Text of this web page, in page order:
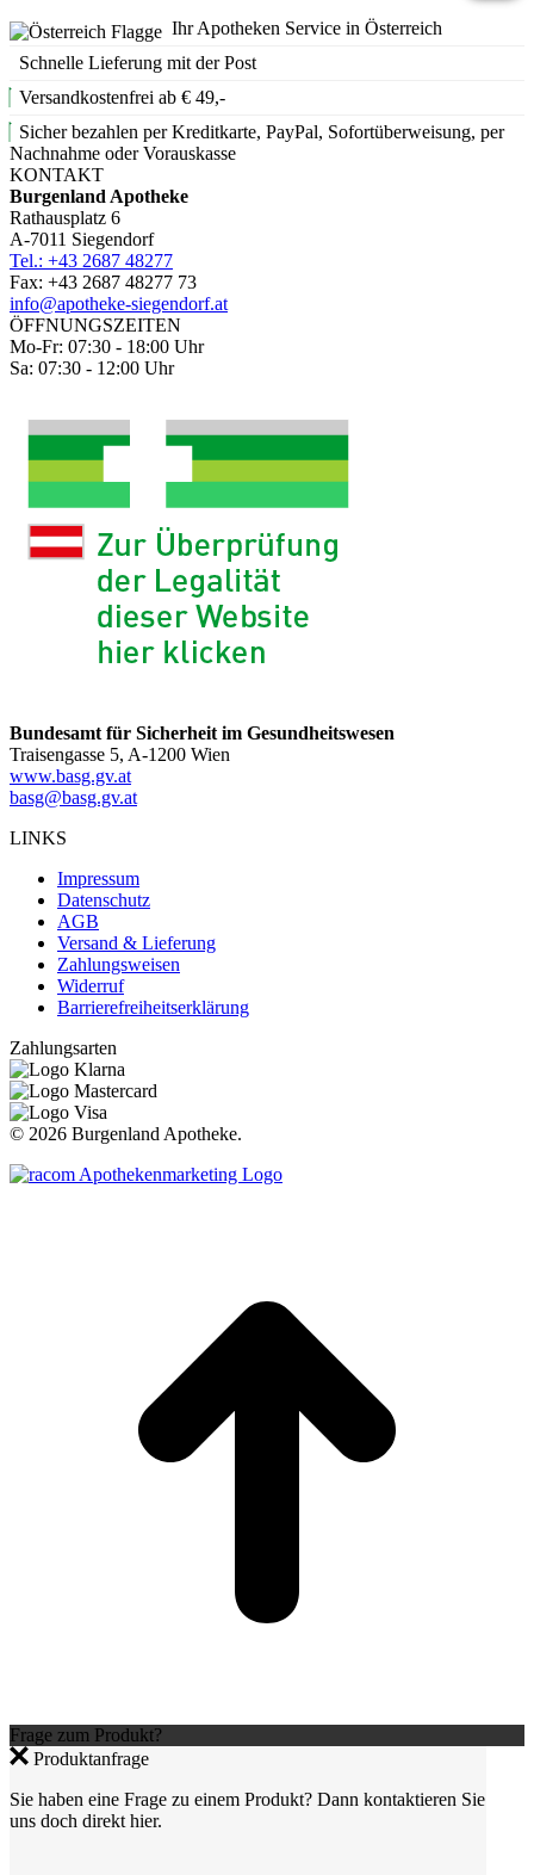
Ihr Apotheken Service in Österreich
Schnelle Lieferung mit der Post
Versandkostenfrei ab € 49,-
Sicher bezahlen per Kreditkarte, PayPal, Sofortüberweisung, per
Nachnahme oder Vorauskasse
KONTAKT
Burgenland Apotheke
Rathausplatz 6
A-7011 Siegendorf
Tel.: +43 2687 48277
Fax: +43 2687 48277 73
info@apotheke-siegendorf.at
ÖFFNUNGSZEITEN
Mo-Fr: 07:30 - 18:00 Uhr
Sa: 07:30 - 12:00 Uhr
Bundesamt für Sicherheit im Gesundheitswesen
Traisengasse 5, A-1200 Wien
www.basg.gv.at
basg@basg.gv.at
LINKS
Impressum
Datenschutz
AGB
Versand & Lieferung
Zahlungsweisen
Widerruf
Barrierefreiheitserklärung
Zahlungsarten
© 2026 Burgenland Apotheke.
Frage zum Produkt?
Produktanfrage
Sie haben eine Frage zu einem Produkt? Dann kontaktieren Sie
uns doch direkt hier.